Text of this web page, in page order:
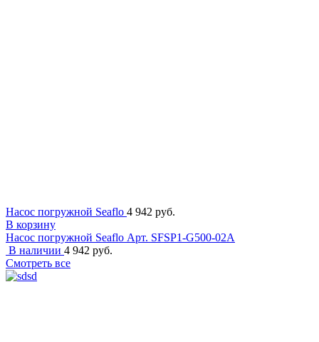
Насос погружной Seaflo 4 942 руб.
В корзину
Насос погружной Seaflo Арт. SFSP1-G500-02A
В наличии 4 942 руб.
Смотреть все